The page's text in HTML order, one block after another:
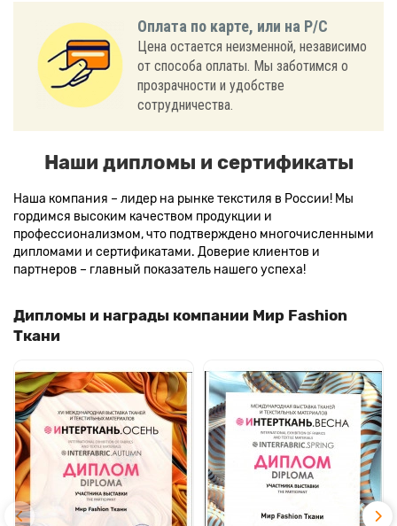
Оплата по карте, или на Р/С
Цена остается неизменной, независимо
от способа оплаты. Мы заботимся о
прозрачности и удобстве
сотрудничества.
Наши дипломы и сертификаты
Наша компания – лидер на рынке текстиля в России! Мы
гордимся высоким качеством продукции и
профессионализмом, что подтверждено многочисленными
дипломами и сертификатами. Доверие клиентов и
партнеров – главный показатель нашего успеха!
Дипломы и награды компании Мир Fashion
Ткани